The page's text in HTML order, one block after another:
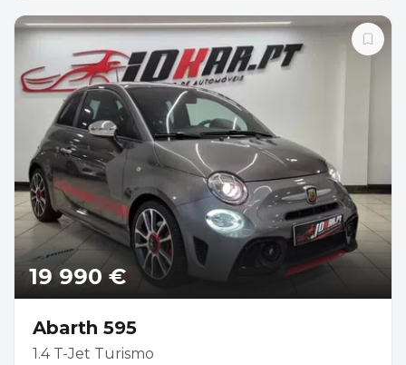
19 990 €
Abarth 595
1.4 T-Jet Turismo